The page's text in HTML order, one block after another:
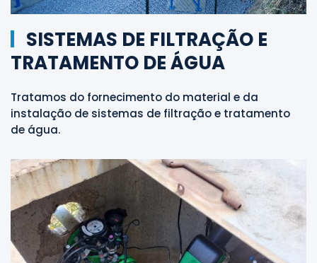
SISTEMAS DE FILTRAÇÃO E
TRATAMENTO DE ÁGUA
Tratamos do fornecimento do material e da
instalação de sistemas de filtração e tratamento
de água.